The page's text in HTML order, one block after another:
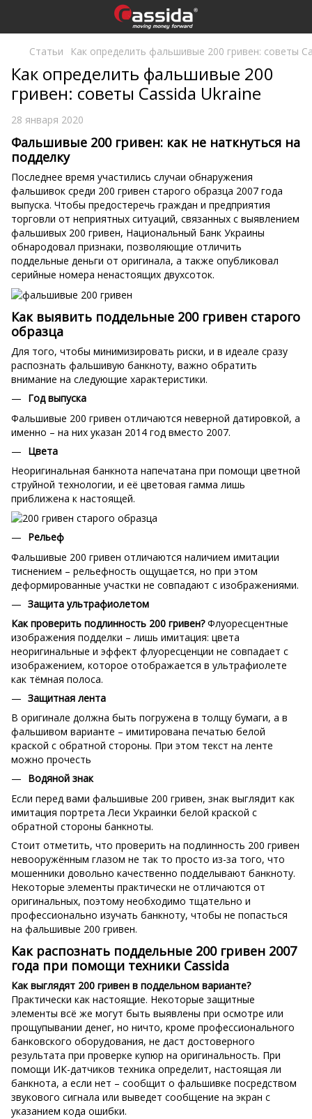
Статьи Как определить фальшивые 200 гривен: советы
Как определить фальшивые 200
гривен: советы Cassida Ukraine
28 января 2020
Фальшивые 200 гривен: как не наткнуться на
подделку
Последнее время участились случаи обнаружения
фальшивок среди 200 гривен старого образца 2007 года
выпуска. Чтобы предостеречь граждан и предприятия
торговли от неприятных ситуаций, связанных с выявлением
фальшивых 200 гривен, Национальный Банк Украины
обнародовал признаки, позволяющие отличить
поддельные деньги от оригинала, а также опубликовал
серийные номера ненастоящих двухсоток.
Как выявить поддельные 200 гривен старого
образца
Для того, чтобы минимизировать риски, и в идеале сразу
распознать фальшивую банкноту, важно обратить
внимание на следующие характеристики.
Год выпуска
Фальшивые 200 гривен отличаются неверной датировкой, а
именно – на них указан 2014 год вместо 2007.
Цвета
Неоригинальная банкнота напечатана при помощи цветной
струйной технологии, и её цветовая гамма лишь
приближена к настоящей.
Рельеф
Фальшивые 200 гривен отличаются наличием имитации
тиснением – рельефность ощущается, но при этом
деформированные участки не совпадают с изображениями.
Защита ультрафиолетом
Как проверить подлинность 200 гривен?Флуоресцентные
изображения подделки – лишь имитация: цвета
неоригинальные и эффект флуоресценции не совпадает с
изображением, которое отображается в ультрафиолете
как тёмная полоса.
Защитная лента
В оригинале должна быть погружена в толщу бумаги, а в
фальшивом варианте – имитирована печатью белой
краской с обратной стороны. При этом текст на ленте
можно прочесть
Водяной знак
Если перед вами фальшивые 200 гривен, знак выглядит как
имитация портрета Леси Украинки белой краской с
обратной стороны банкноты.
Стоит отметить, что проверить на подлинность 200 гривен
невооружённым глазом не так то просто из-за того, что
мошенники довольно качественно подделывают банкноту.
Некоторые элементы практически не отличаются от
оригинальных, поэтому необходимо тщательно и
профессионально изучать банкноту, чтобы не попасться
на фальшивые 200 гривен.
Как распознать поддельные 200 гривен 2007
года при помощи техники Cassida
Как выглядят 200 гривен в поддельном варианте?
Практически как настоящие. Некоторые защитные
элементы всё же могут быть выявлены при осмотре или
прощупывании денег, но ничто, кроме профессионального
банковского оборудования, не даст достоверного
результата при проверке купюр на оригинальность. При
помощи ИК-датчиков техника определит, настоящая ли
банкнота, а если нет – сообщит о фальшивке посредством
звукового сигнала или выведет сообщение на экран с
указанием кода ошибки.